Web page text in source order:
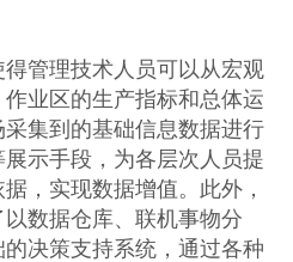
管理技术人员可以从宏观
作业区的生产指标和总体运
集到的基础信息数据进行
示手段，为各层次人员提
，实现数据增值。此外，
数据仓库、联机事物分
决策支持系统，通过各种